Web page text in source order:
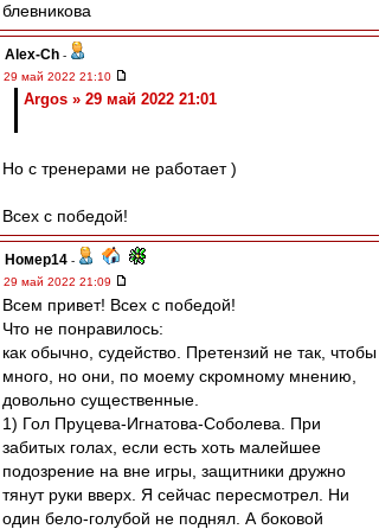
блевникова
Alex-Ch -
29 май 2022 21:10
Argos » 29 май 2022 21:01
Но с тренерами не работает )
Всех с победой!
Номер14 -
29 май 2022 21:09
Всем привет! Всех с победой!
Что не понравилось:
как обычно, судейство. Претензий не так, чтобы
много, но они, по моему скромному мнению,
довольно существенные.
1) Гол Пруцева-Игнатова-Соболева. При
забитых голах, если есть хоть малейшее
подозрение на вне игры, защитники дружно
тянут руки вверх. Я сейчас пересмотрел. Ни
один бело-голубой не поднял. А боковой